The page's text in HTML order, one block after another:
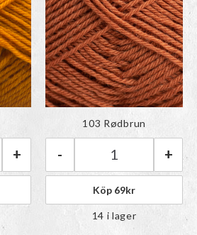
| 55 Oker mängd
+
Färgen har lagts till i
paletten
Rauma
- +
103 Rødbrun
Köp 69kr
14 i lager